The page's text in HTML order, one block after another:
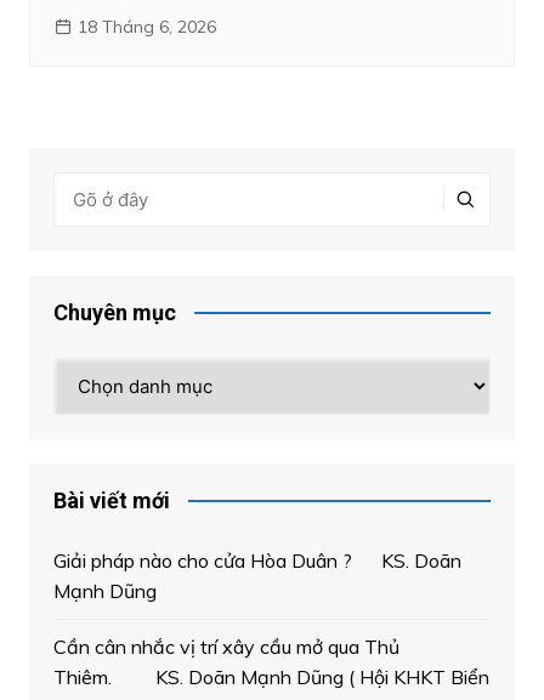
18 Tháng 6, 2026
Chuyên mục
mục
Bài viết mới
Giải pháp nào cho cửa Hòa Duân ? KS. Doãn
Mạnh Dũng
Cần cân nhắc vị trí xây cầu mở qua Thủ
Thiêm. KS. Doãn Mạnh Dũng ( Hội KHKT Biển